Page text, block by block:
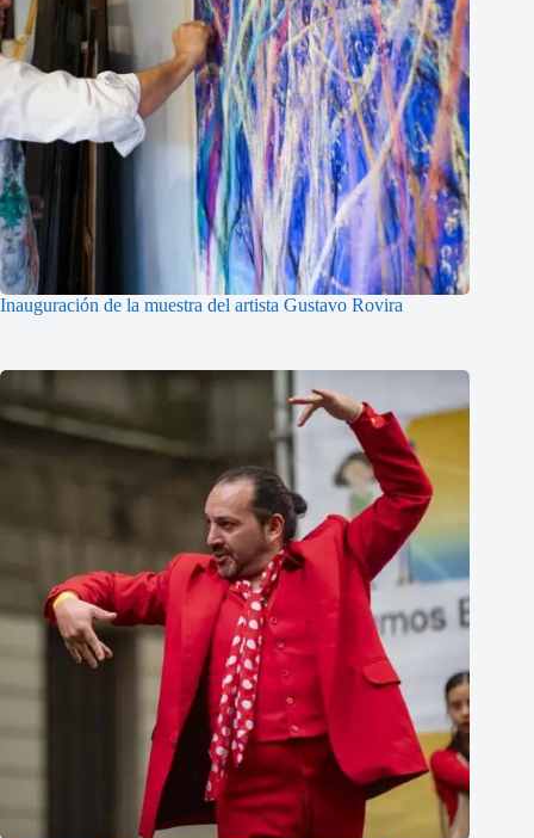
Inauguración de la muestra del artista Gustavo Rovira